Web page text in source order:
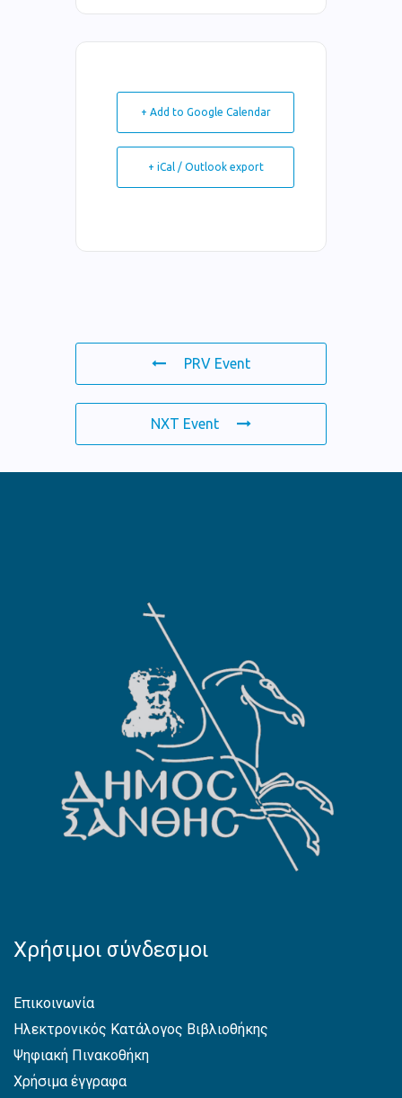
+ Add to Google Calendar
+ iCal / Outlook export
PRV Event
NXT Event
Χρήσιμοι σύνδεσμοι
Επικοινωνία
Ηλεκτρονικός Κατάλογος Βιβλιοθήκης
Ψηφιακή Πινακοθήκη
Χρήσιμα έγγραφα